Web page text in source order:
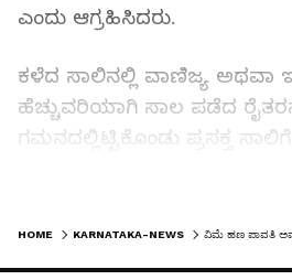
ಎಂದು ಆಗ್ರಹಿಸಿದರು.
ಕಳೆದ ಸಾಲಿನಲ್ಲಿ ವಾಣಿಜ್ಯ ಅಥವಾ
ಹೆಚ್ಚುವರಿಯಾಗಿ ಸಾಲ ಪಡೆದ
ಗಮನದಲ್ಲಿಟ್ಟಿಕೊಂಡು ಪ್ರಸಕ್ತ
ಮರು ಪಾವತಿಸಿದರೆ ಮಾತ್ರ ಪ್ರಸಕ್ತ
HOME KARNATAKA-NEWS ವಿಮೆ ಹಣ ಪಾವತಿ